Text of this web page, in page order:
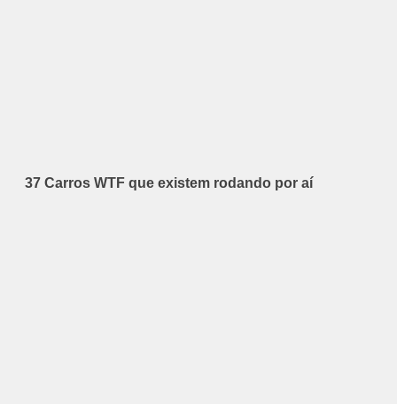
37 Carros WTF que existem rodando por aí